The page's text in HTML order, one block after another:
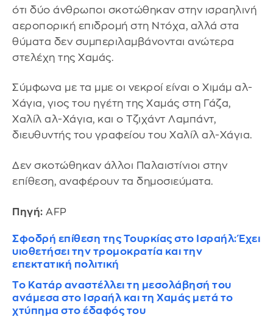
ότι δύο άνθρωποι σκοτώθηκαν στην ισραηλινή
αεροπορική επιδρομή στη Ντόχα, αλλά στα
θύματα δεν συμπεριλαμβάνονται ανώτερα
στελέχη της Χαμάς.
Σύμφωνα με τα μμε οι νεκροί είναι ο Χιμάμ αλ-
Χάγια, γιος του ηγέτη της Χαμάς στη Γάζα,
Χαλίλ αλ-Χάγια, και ο Τζιχάντ Λαμπάντ,
διευθυντής του γραφείου του Χαλίλ αλ-Χάγια.
Δεν σκοτώθηκαν άλλοι Παλαιστίνιοι στην
επίθεση, αναφέρουν τα δημοσιεύματα.
Πηγή: AFP
Σφοδρή επίθεση της Τουρκίας στο Ισραήλ: Έχει
υιοθετήσει την τρομοκρατία και την
επεκτατική πολιτική
Το Κατάρ αναστέλλει τη μεσολάβησή του
ανάμεσα στο Ισραήλ και τη Χαμάς μετά το
χτύπημα στο έδαφός του